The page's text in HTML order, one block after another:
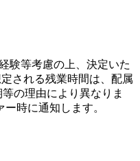
験等考慮の上、決定いた
される残業時間は、配属
の理由により異なりま
時に通知します。